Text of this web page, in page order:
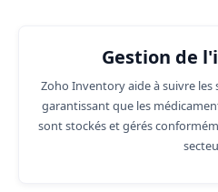
Gestion de
Zoho Inventory aide à suivre
garantissant que les
sont stockés et gérés